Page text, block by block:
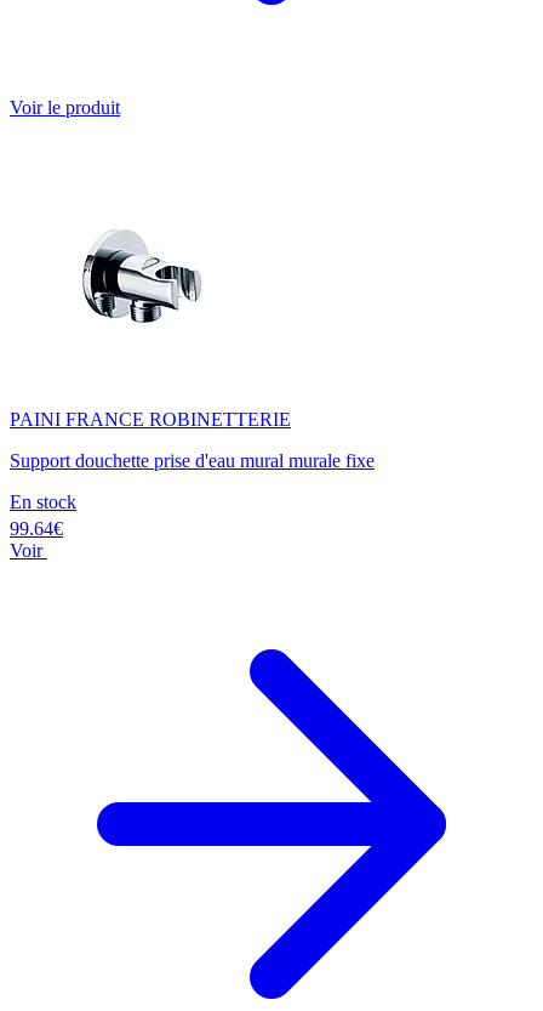
Voir le produit
PAINI FRANCE ROBINETTERIE
Support douchette prise d'eau mural murale fixe
En stock
99.64€
Voir